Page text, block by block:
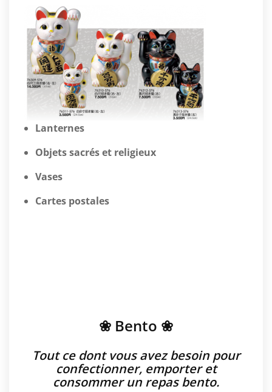
Lanternes
Objets sacrés et religieux
Vases
Cartes postales
❀ Bento ❀
Tout ce dont vous avez besoin pour
confectionner, emporter et
consommer un repas bento.